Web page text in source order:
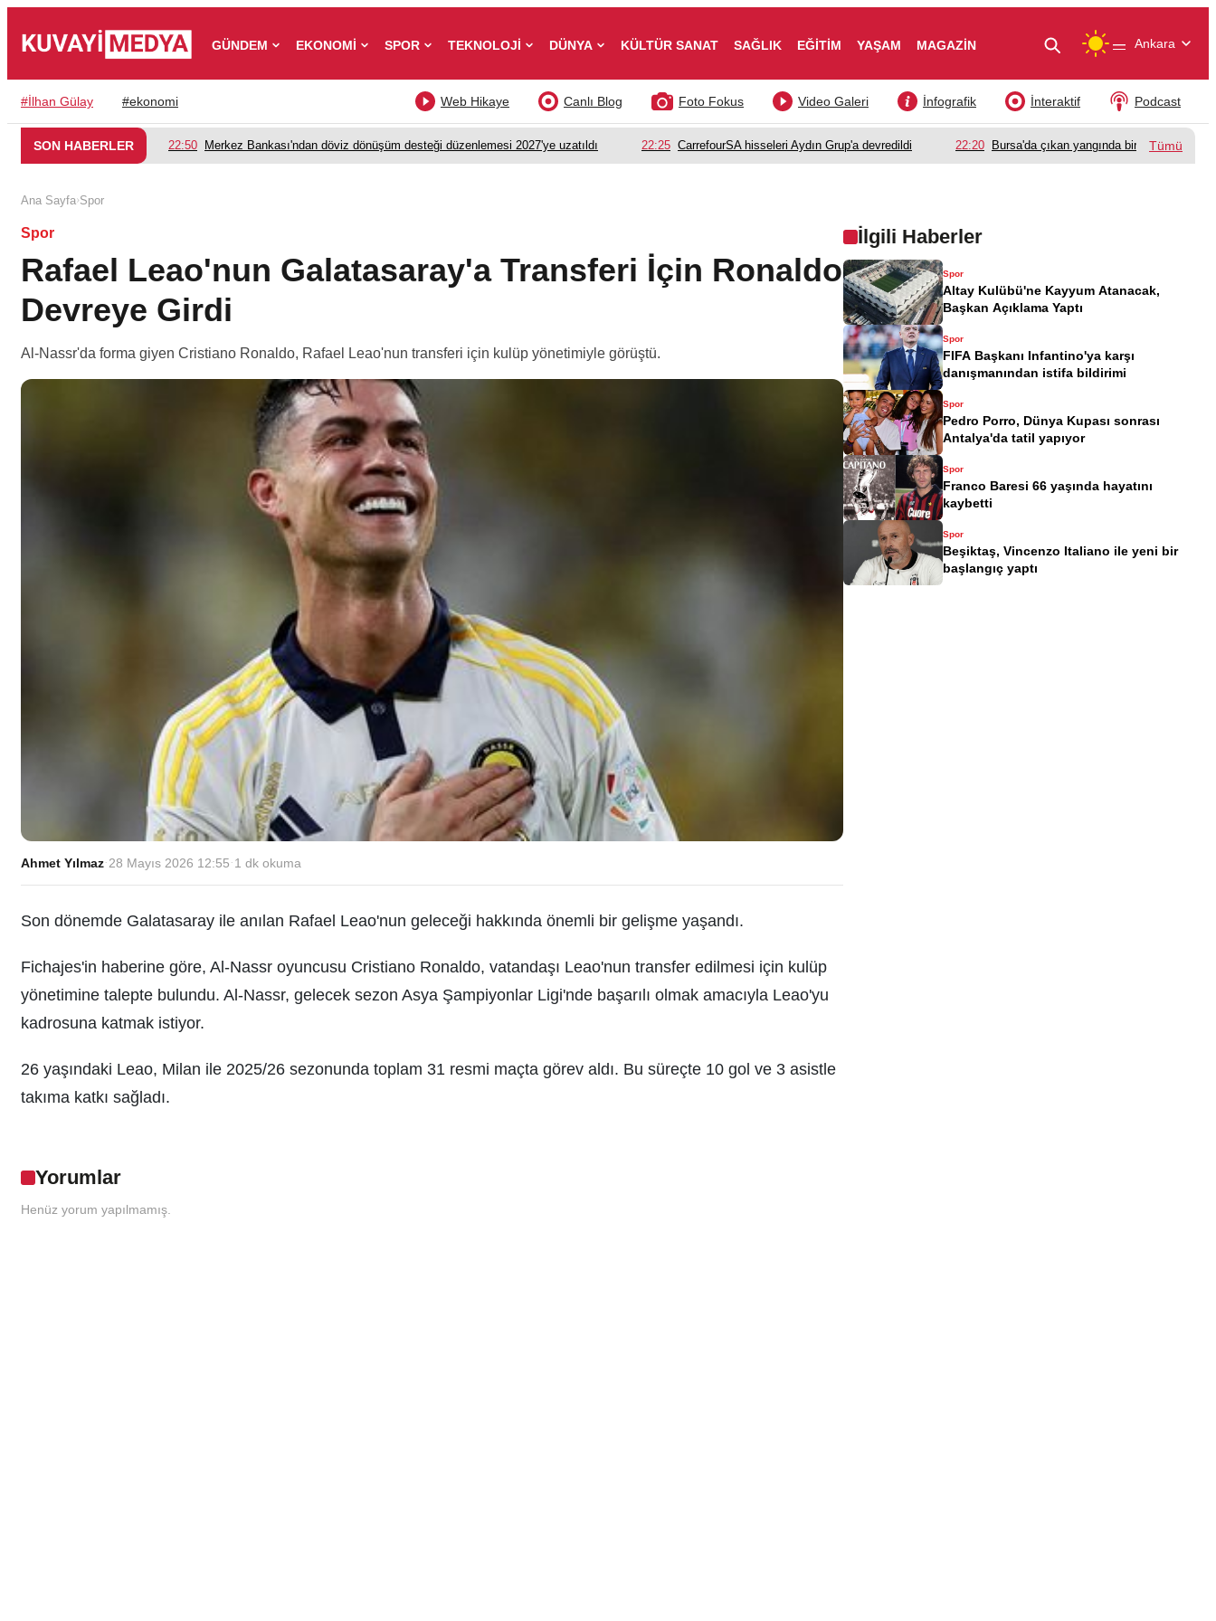
GÜNDEM EKONOMİ SPOR TEKNOLOJİ DÜNYA KÜLTÜR SANAT SAĞLIK EĞİTİM YAŞAM MAGAZİN — Ankara
#İlhan Gülay #ekonomi Podcast
İnteraktif
İnfografik
Video Galeri
Foto Fokus
Canlı Blog
Web Hikaye
SON HABERLER 22:50 Merkez Bankası'ndan döviz dönüşüm desteği düzenlemesi 2027'ye uzatıldı 22:25 CarrefourSA hisseleri Aydın Grup'a devredildi 22:20 Bursa'da çıkan yangında bir babanın acı
Tümü
Ana Sayfa›Spor
Spor
Rafael Leao'nun Galatasaray'a Transferi İçin Ronaldo
Devreye Girdi
Al-Nassr'da forma giyen Cristiano Ronaldo, Rafael Leao'nun transferi için kulüp yönetimiyle görüştü.
Ahmet Yılmaz·28 Mayıs 2026 12:55 · 1 dk okuma
Son dönemde Galatasaray ile anılan Rafael Leao'nun geleceği hakkında önemli bir gelişme yaşandı.
Fichajes'in haberine göre, Al-Nassr oyuncusu Cristiano Ronaldo, vatandaşı Leao'nun transfer edilmesi için kulüp
yönetimine talepte bulundu. Al-Nassr, gelecek sezon Asya Şampiyonlar Ligi'nde başarılı olmak amacıyla Leao'yu
kadrosuna katmak istiyor.
26 yaşındaki Leao, Milan ile 2025/26 sezonunda toplam 31 resmi maçta görev aldı. Bu süreçte 10 gol ve 3 asistle
takıma katkı sağladı.
İlgili Haberler
Spor
Altay Kulübü'ne Kayyum Atanacak,
Başkan Açıklama Yaptı
Spor
FIFA Başkanı Infantino'ya karşı
danışmanından istifa bildirimi
Spor
Pedro Porro, Dünya Kupası sonrası
Antalya'da tatil yapıyor
Spor
Franco Baresi 66 yaşında hayatını
kaybetti
Spor
Beşiktaş, Vincenzo Italiano ile yeni bir
başlangıç yaptı
Yorumlar
Henüz yorum yapılmamış.